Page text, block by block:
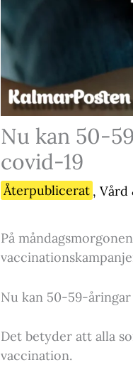
Nu kan 50-
covid-19
Återpublicerat , Vård
På
Nu kan 50-59-
Det betyder att alla
vaccination.